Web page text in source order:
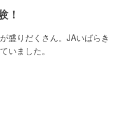
！
盛りだくさん。JAいばらき
いました。